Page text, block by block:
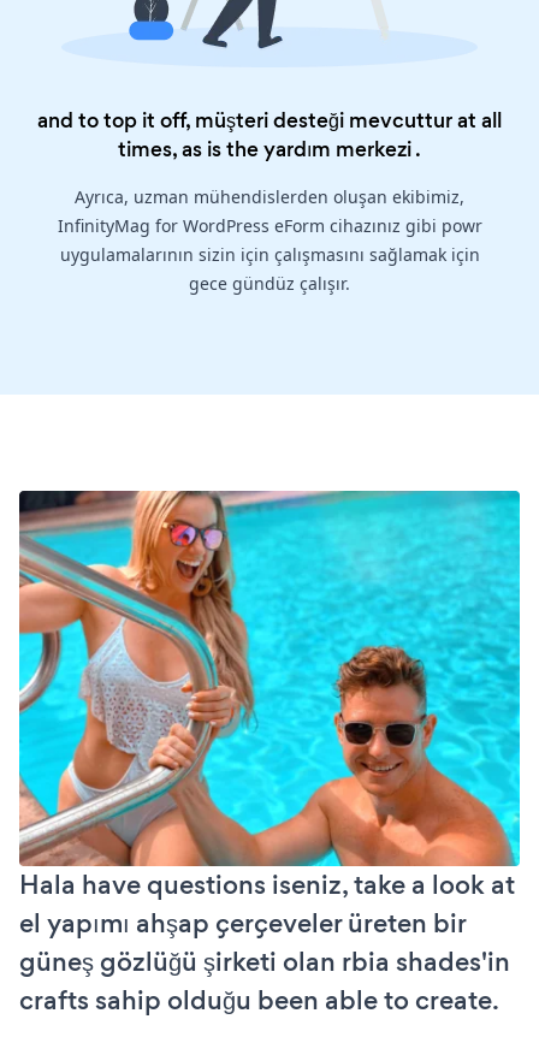
and to top it off, müşteri desteği mevcuttur at all
times, as is theyardım merkezi.
Ayrıca, uzman mühendislerden oluşan ekibimiz,
InfinityMag for WordPress eForm cihazınız gibi powr
uygulamalarının sizin için çalışmasını sağlamak için
gece gündüz çalışır.
Hala have questions iseniz, take a look at
el yapımı ahşap çerçeveler üreten bir
güneş gözlüğü şirketi olan rbia shades'in
crafts sahip olduğu been able to create.